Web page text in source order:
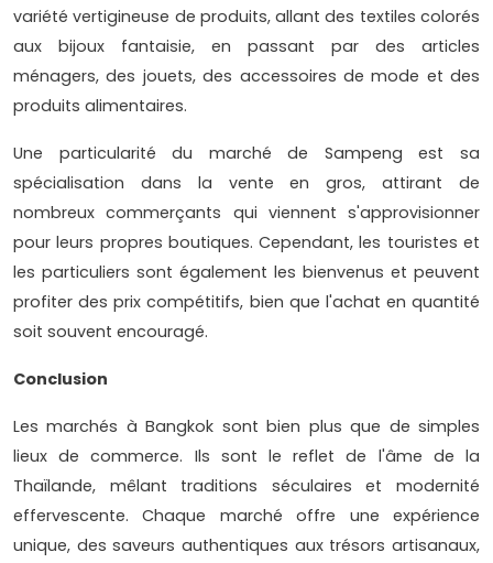
variété vertigineuse de produits, allant des textiles colorés
aux bijoux fantaisie, en passant par des articles
ménagers, des jouets, des accessoires de mode et des
produits alimentaires.
Une particularité du marché de Sampeng est sa
spécialisation dans la vente en gros, attirant de
nombreux commerçants qui viennent s'approvisionner
pour leurs propres boutiques. Cependant, les touristes et
les particuliers sont également les bienvenus et peuvent
profiter des prix compétitifs, bien que l'achat en quantité
soit souvent encouragé.
Conclusion
Les marchés à Bangkok sont bien plus que de simples
lieux de commerce. Ils sont le reflet de l'âme de la
Thaïlande, mêlant traditions séculaires et modernité
effervescente. Chaque marché offre une expérience
unique, des saveurs authentiques aux trésors artisanaux,